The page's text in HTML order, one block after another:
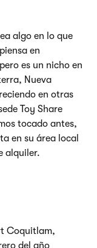
algo en lo que
en
es un nicho en
Nueva
en otras
Toy Share
tocado antes,
en su área local
alquiler.
Coquitlam,
del año